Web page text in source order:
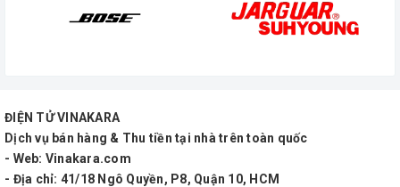
+ Vóc dáng nhỏ gọn, tone màu sang trọng
+ Điều chỉnh âm sắc (Bass – Mid – Treble) riêng
biệt cho MIC, ECHO, MUSIC
ĐIỆN TỬ VINAKARA
Dịch vụ bán hàng & Thu tiền tại nhà trên toàn quốc
- Web: Vinakara.com
- Địa chỉ: 41/18 Ngô Quyền, P8, Quận 10, HCM